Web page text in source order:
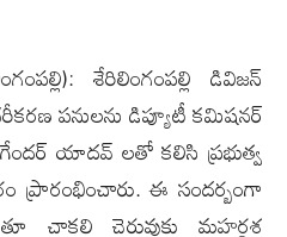
శేరిలింగంపల్లి డివిజన్
పనులను డిప్యూటీ కమిషనర్
యాదవ్ ల‌తో కలిసి ప్రభుత్వ
ప్రారంభించారు. ఈ సందర్బంగా
చాకలి చెరువుకు మహర్దశ